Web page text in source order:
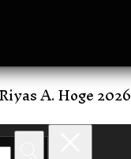
A. Hoge 2026